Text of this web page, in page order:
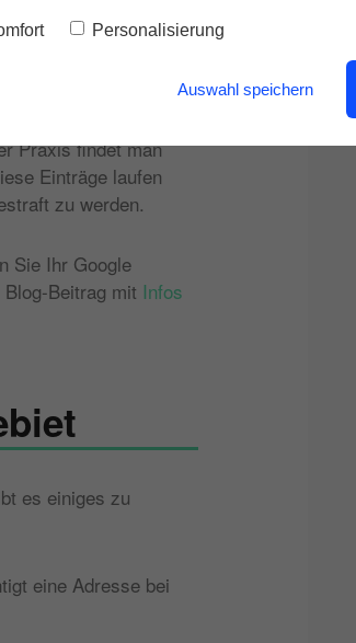
Praxis findet man
Einträge laufen
zu werden.
Sie Ihr Google
Beitrag mit Infos
es einiges zu
eine Adresse bei
Personalisierung
Auswahl speichern